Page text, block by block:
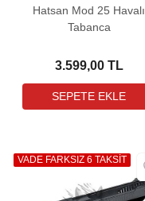
Hatsan Mod 25 Havalı
Tabanca
3.599,00 TL
VADE FARKSIZ 6 TAKSİT